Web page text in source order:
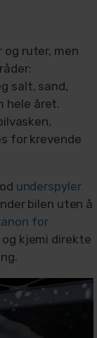
og ruter, men
salt, sand,
hele året.
for krevende
underspyler
bilen uten å
for
kjemi direkte